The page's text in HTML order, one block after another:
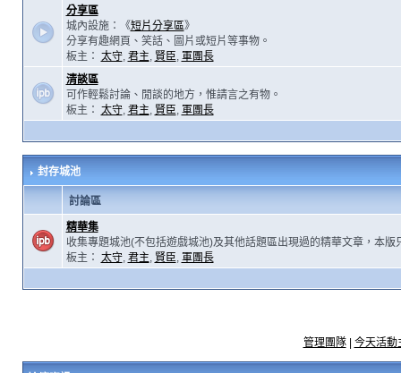
分享區
城內設施：《短片分享區》
分享有趣網頁、笑話、圖片或短片等事物。
板主： 太守, 君主, 賢臣, 軍團長
清談區
可作輕鬆討論、閒談的地方，惟請言之有物。
板主： 太守, 君主, 賢臣, 軍團長
封存城池
討論區
精華集
收集專題城池(不包括遊戲城池)及其他話題區出現過的精華文章，本版
板主： 太守, 君主, 賢臣, 軍團長
管理團隊| 今天活動